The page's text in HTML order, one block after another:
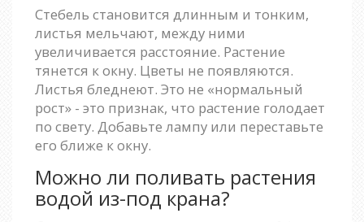
Стебель становится длинным и тонким,
листья мельчают, между ними
увеличивается расстояние. Растение
тянется к окну. Цветы не появляются.
Листья бледнеют. Это не «нормальный
рост» - это признак, что растение голодает
по свету. Добавьте лампу или переставьте
его ближе к окну.
Можно ли поливать растения
водой из-под крана?